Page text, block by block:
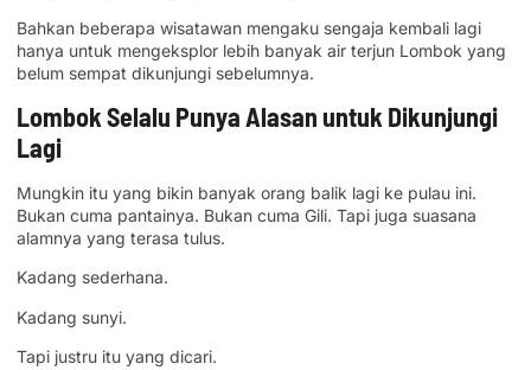
Bahkan beberapa wisatawan mengaku sengaja kembali lagi
hanya untuk mengeksplor lebih banyak air terjun Lombok yang
belum sempat dikunjungi sebelumnya.
Lombok Selalu Punya Alasan untuk Dikunjungi
Lagi
Mungkin itu yang bikin banyak orang balik lagi ke pulau ini.
Bukan cuma pantainya. Bukan cuma Gili. Tapi juga suasana
alamnya yang terasa tulus.
Kadang sederhana.
Kadang sunyi.
Tapi justru itu yang dicari.